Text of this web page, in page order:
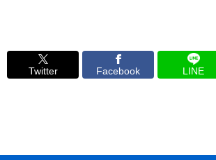
Twitter Facebook LINE